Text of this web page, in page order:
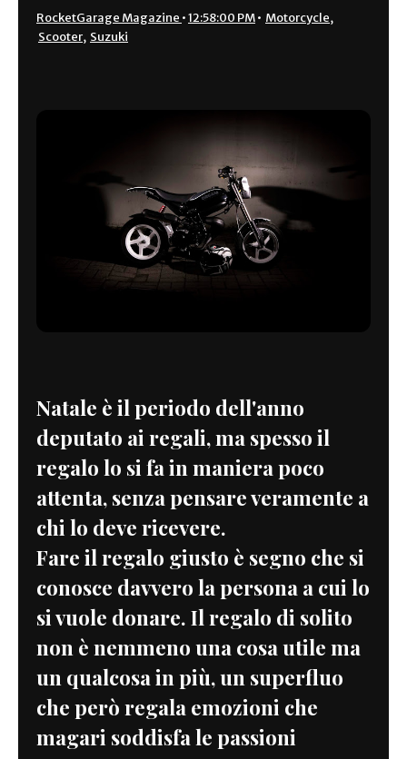
RocketGarage Magazine •12:58:00 PM• Motorcycle,
Scooter, Suzuki
Natale è il periodo dell'anno
deputato ai regali, ma spesso il
regalo lo si fa in maniera poco
attenta, senza pensare veramente a
chi lo deve ricevere.
Fare il regalo giusto è segno che si
conosce davvero la persona a cui lo
si vuole donare. Il regalo di solito
non è nemmeno una cosa utile ma
un qualcosa in più, un superfluo
che però regala emozioni che
magari soddisfa le passioni